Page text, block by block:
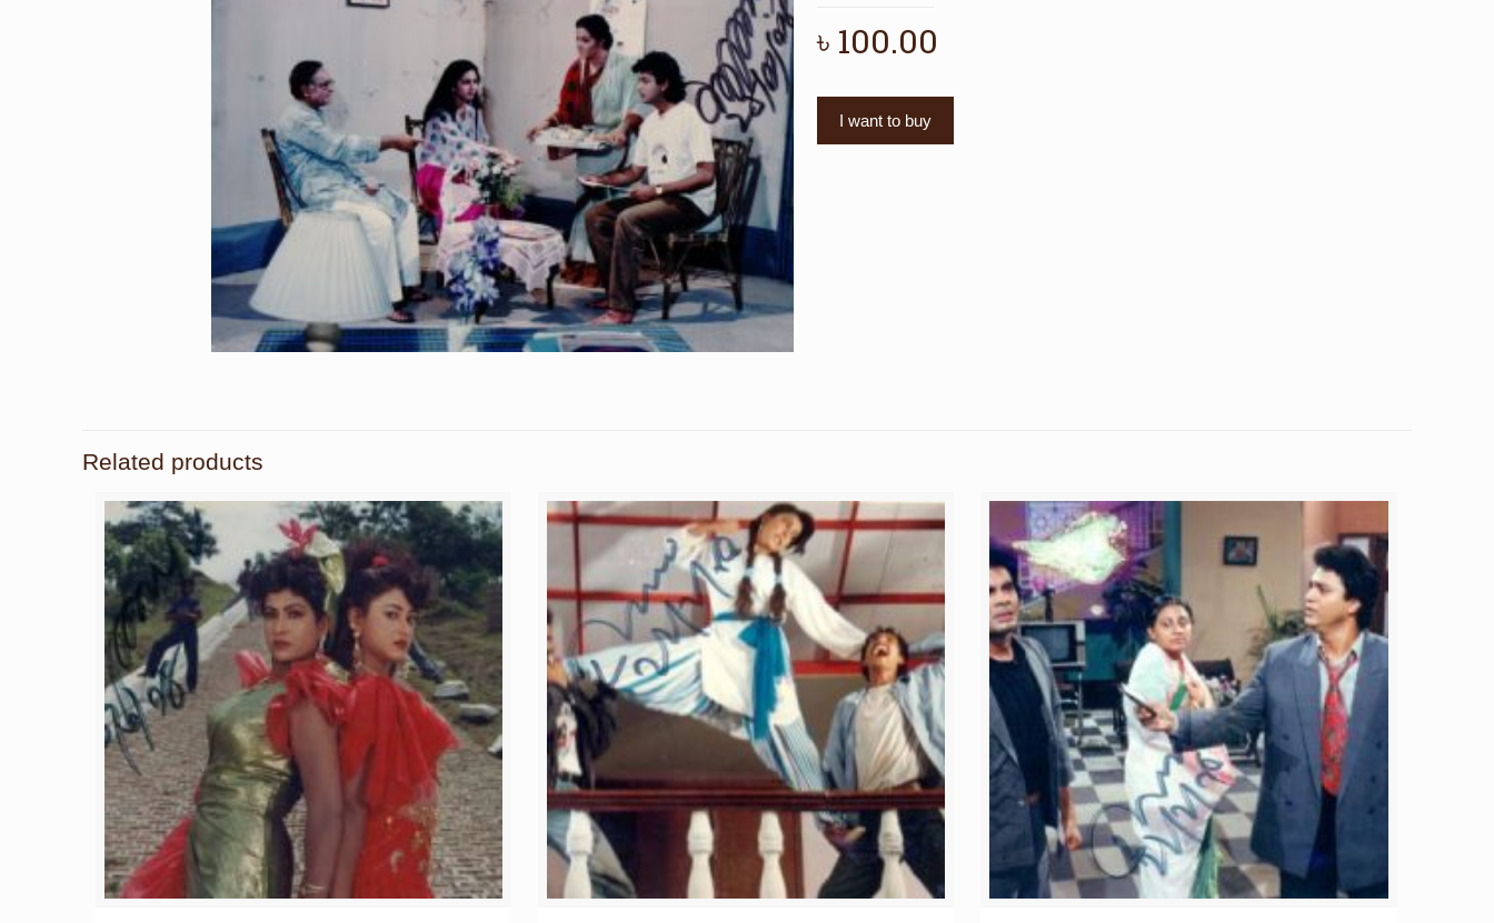
৳ 100.00
I want to buy
Related products